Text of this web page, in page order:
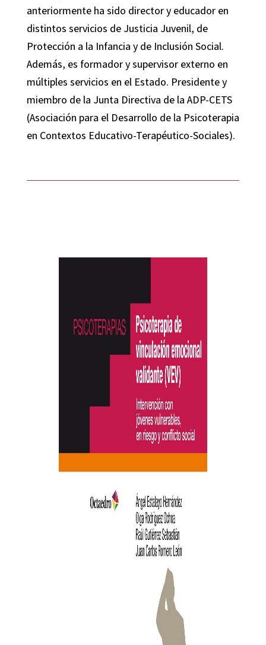
anteriormente ha sido director y educador en
distintos servicios de Justicia Juvenil, de
Protección a la Infancia y de Inclusión Social.
Además, es formador y supervisor externo en
múltiples servicios en el Estado. Presidente y
miembro de la Junta Directiva de la ADP-CETS
(Asociación para el Desarrollo de la Psicoterapia
en Contextos Educativo-Terapéutico-Sociales).